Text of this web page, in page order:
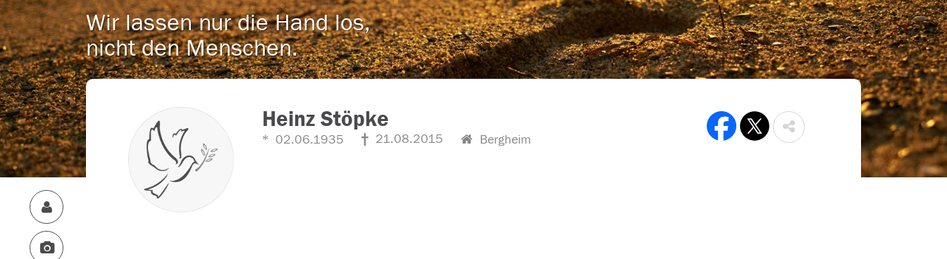
Wir lassen nur die Hand los,
nicht den Menschen.
Heinz Stöpke
02.06.1935 21.08.2015 Bergheim